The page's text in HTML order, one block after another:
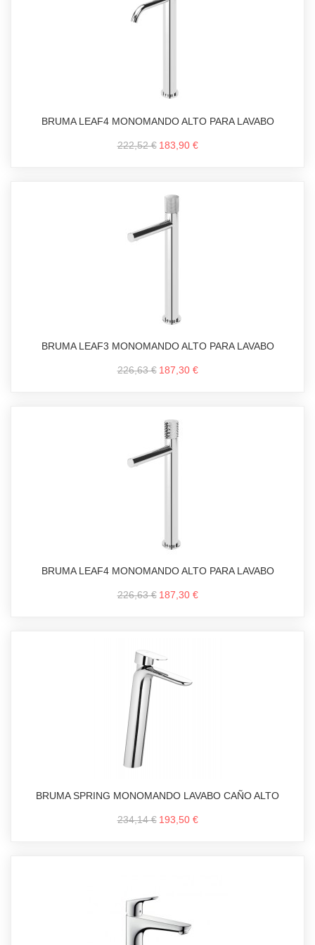
BRUMA LEAF4 MONOMANDO ALTO PARA LAVABO
222,52 € 183,90 €
BRUMA LEAF3 MONOMANDO ALTO PARA LAVABO
226,63 € 187,30 €
BRUMA LEAF4 MONOMANDO ALTO PARA LAVABO
226,63 € 187,30 €
BRUMA SPRING MONOMANDO LAVABO CAÑO ALTO
234,14 € 193,50 €